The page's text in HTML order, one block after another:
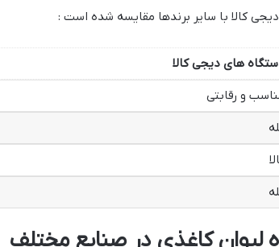
کالا با سایر برندها مقایسه شده است :
های دیجی کالا
و رقابتی
لیوان کاغذی در صنایع مختلف